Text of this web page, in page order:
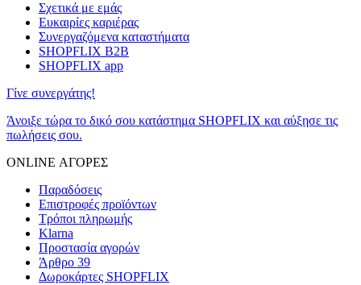
Σχετικά με εμάς
Ευκαιρίες καριέρας
Συνεργαζόμενα καταστήματα
SHOPFLIX B2B
SHOPFLIX app
Γίνε συνεργάτης!
Άνοιξε τώρα το δικό σου κατάστημα SHOPFLIX και αύξησε τις
πωλήσεις σου.
ONLINE ΑΓΟΡΕΣ
Παραδόσεις
Επιστροφές προϊόντων
Τρόποι πληρωμής
Klarna
Προστασία αγορών
Άρθρο 39
Δωροκάρτες SHOPFLIX